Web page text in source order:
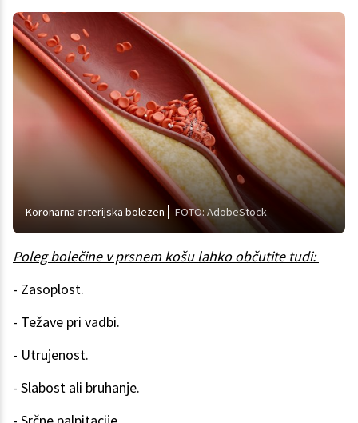
Koronarna arterijska bolezen FOTO: AdobeStock
Poleg bolečine v prsnem košu lahko občutite tudi:
- Zasoplost.
- Težave pri vadbi.
- Utrujenost.
- Slabost ali bruhanje.